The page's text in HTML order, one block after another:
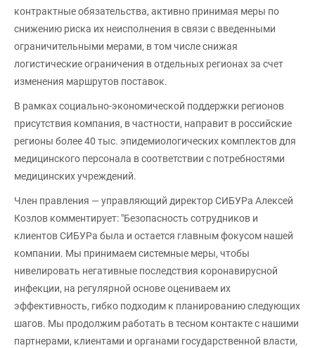
контрактные обязательства, активно принимая меры по
снижению риска их неисполнения в связи с введенными
ограничительными мерами, в том числе снижая
логистические ограничения в отдельных регионах за счет
изменения маршрутов поставок.
В рамках социально-экономической поддержки регионов
присутствия компания, в частности, направит в российские
регионы более 40 тыс. эпидемиологических комплектов для
медицинского персонала в соответствии с потребностями
медицинских учреждений.
Член правления — управляющий директор СИБУРа Алексей
Козлов комментирует: "Безопасность сотрудников и
клиентов СИБУРа была и остается главным фокусом нашей
компании. Мы принимаем системные меры, чтобы
нивелировать негативные последствия коронавирусной
инфекции, на регулярной основе оцениваем их
эффективность, гибко подходим к планированию следующих
шагов. Мы продолжим работать в тесном контакте с нашими
партнерами, клиентами и органами государственной власти,